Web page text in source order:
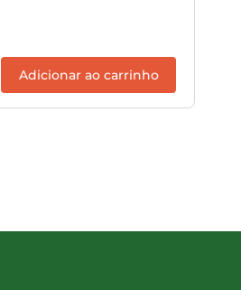
Adicionar ao carrinho